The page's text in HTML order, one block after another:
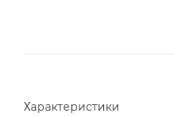
Характеристики